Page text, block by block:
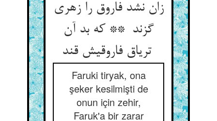
زان نشد فاروق را زهری
گزند ** که بد آن
تریاق فاروقیش قند
Faruki tiryak, ona
şeker kesilmişti de
onun için zehir,
Faruk'a bir zarar